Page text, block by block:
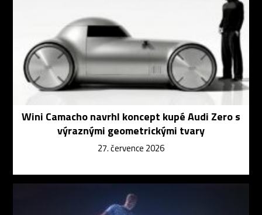
Wini Camacho navrhl koncept kupé Audi Zero s
výraznými geometrickými tvary
27. července 2026